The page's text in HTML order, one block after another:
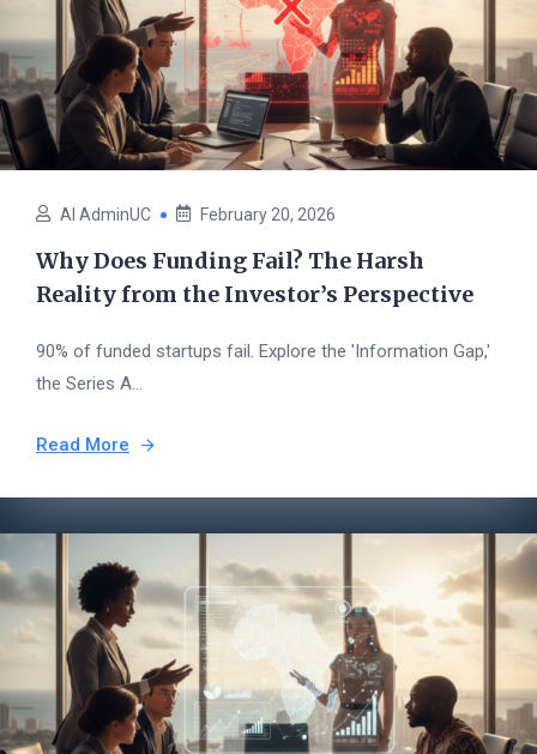
AI AdminUC February 20, 2026
Why Does Funding Fail? The Harsh
Reality from the Investor’s Perspective
90% of funded startups fail. Explore the 'Information Gap,'
the Series A...
Read More